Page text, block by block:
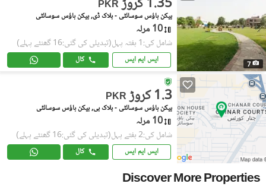
7
PKR 1.35 کروڑ
بیکن ہاؤس سوسائٹی - بلاک ڈی, بیکن ہاؤس سوسائٹی
10 مرلہ
شامل کی:1 ہفتہ پہل (تبدیلی کی گئی:16 گھنٹے پہلے)
ایس ایم ایس کال
PKR 1.3 کروڑ
بیکن ہاؤس سوسائٹی - بلاک بی, بیکن ہاؤس سوسائٹی
10 مرلہ
شامل کی:2 ہفتے پہل (تبدیلی کی گئی:16 گھنٹے پہلے)
ایس ایم ایس کال
Discover More Properties